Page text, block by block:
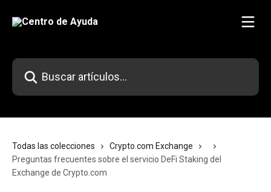
Buscar artículos...
Todas las colecciones
Crypto.com Exchange
Preguntas frecuentes sobre el servicio DeFi Staking del
Exchange de Crypto.com